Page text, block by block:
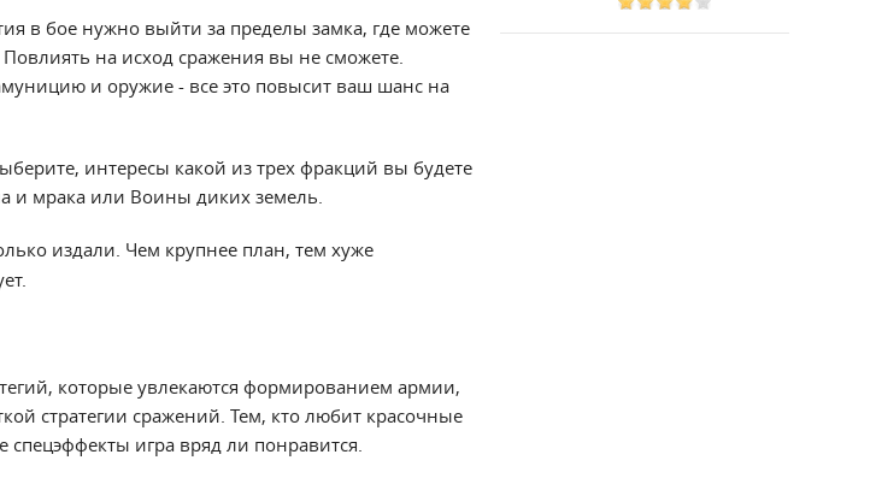
в бое нужно выйти за пределы замка, где можете
на исход сражения вы не сможете.
и оружие - все это повысит ваш шанс на
интересы какой из трех фракций вы будете
и мрака или Воины диких земель.
издали. Чем крупнее план, тем хуже
которые увлекаются формированием армии,
стратегии сражений. Тем, кто любит красочные
игра вряд ли понравится.